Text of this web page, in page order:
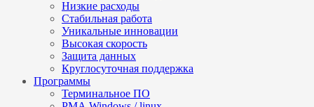
Низкие расходы
Стабильная работа
Уникальные инновации
Высокая скорость
Защита данных
Круглосуточная поддержка
Программы
Терминальное ПО